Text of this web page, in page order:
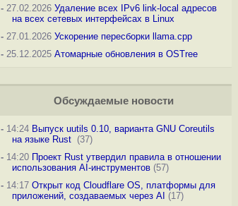
-27.02.2026 Удаление всех IPv6 link-local адресов
на всех сетевых интерфейсах в Linux
-27.01.2026 Ускорение пересборки llama.cpp
-25.12.2025 Атомарные обновления в OSTree
Обсуждаемые новости
-14:24 Выпуск uutils 0.10, варианта GNU Coreutils
на языке Rust (37)
-14:20 Проект Rust утвердил правила в отношении
использования AI-инструментов(57)
-14:17 Открыт код Cloudflare OS, платформы для
приложений, создаваемых через AI (17)